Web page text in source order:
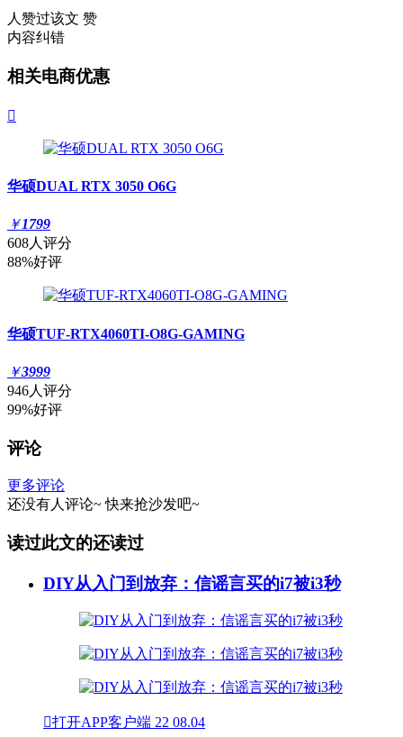
人赞过该文 赞
内容纠错
相关电商优惠

华硕DUAL RTX 3050 O6G
￥1799
608人评分
88%好评
华硕TUF-RTX4060TI-O8G-GAMING
￥3999
946人评分
99%好评
评论
更多评论
还没有人评论~ 快来抢沙发吧~
读过此文的还读过
DIY从入门到放弃：信谣言买的i7被i3秒
打开APP客户端 22 08.04